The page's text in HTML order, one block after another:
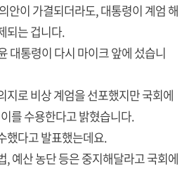
안이 가결되더라도, 대통령이 계엄 해
되는 겁니다.
대통령이 다시 마이크 앞에 섰습니
지로 비상 계엄을 선포했지만 국회에
를 수용한다고 밝혔습니다.
했다고 발표했는데요.
, 예산 농단 등은 중지해달라고 국회에